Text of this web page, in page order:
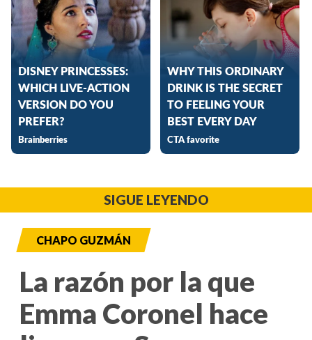
SIGUE LEYENDO
CHAPO GUZMÁN
La razón por la que
Emma Coronel hace